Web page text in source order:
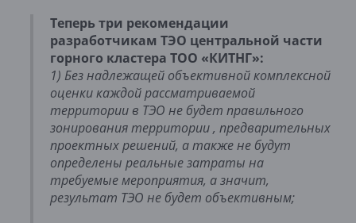
Теперь три рекомендации
разработчикам ТЭО центральной части
горного кластера ТОО «КИТНГ»:
1) Без надлежащей объективной комплексной
оценки каждой рассматриваемой
территории в ТЭО не будет правильного
зонирования территории , предварительных
проектных решений, а также не будут
определены реальные затраты на
требуемые мероприятия, а значит,
результат ТЭО не будет объективным;